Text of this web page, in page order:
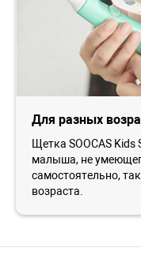
Для разных
Щетка SOOCAS Kids
малыша, не
самостоятельно,
возраста.